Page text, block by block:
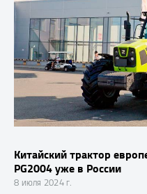
Китайский трактор
PG2004 уже в России
8 июля 2024 г.